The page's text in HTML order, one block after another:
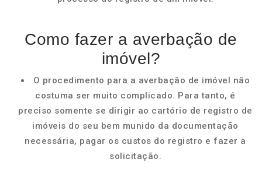
Como fazer a averbação de
imóvel?
O procedimento para a averbação de imóvel não
costuma ser muito complicado. Para tanto, é
preciso somente se dirigir ao cartório de registro de
imóveis do seu bem munido da documentação
necessária, pagar os custos do registro e fazer a
solicitação.